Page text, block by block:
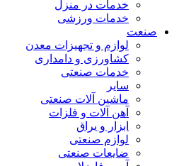
خدمات در منزل
خدمات ورزشی
صنعت
لوازم و تجهیزات معدن
کشاورزی و دامداری
خدمات صنعتی
سایر
ماشین آلات صنعتی
آهن آلات و فلزات
ابزار و یراق
لوازم صنعتی
ضایعات صنعتی